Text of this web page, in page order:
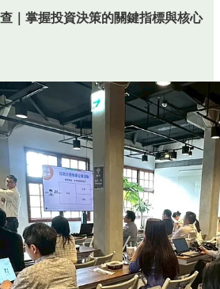
查｜掌握投資決策的關鍵指標與核心